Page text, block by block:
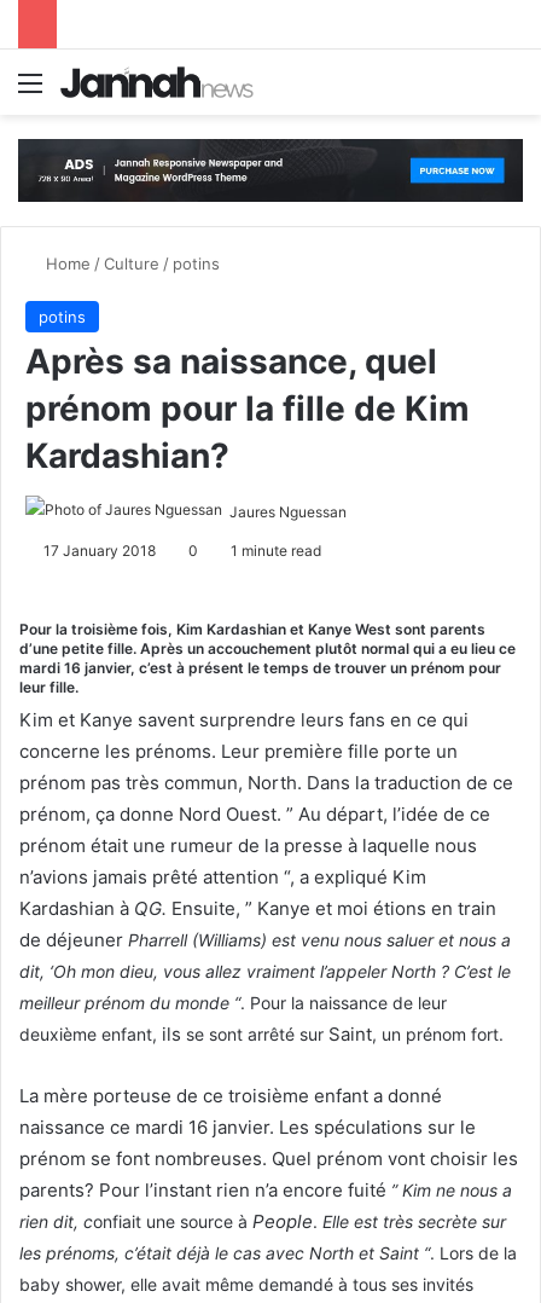
Menu
Home /Culture / potins
potins
Après sa naissance, quel
prénom pour la fille de Kim
Kardashian?
Jaures Nguessan
a
n
m
a
17 January 2018 0 1 minute read
Pour la troisième fois, Kim Kardashian et Kanye West sont parents
d’une petite fille. Après un accouchement plutôt normal qui a eu lieu ce
mardi 16 janvier, c’est à présent le temps de trouver un prénom pour
leur fille.
Kim et Kanye savent surprendre leurs fans en ce qui
concerne les prénoms. Leur première fille porte un
prénom pas très commun, North. Dans la traduction de ce
prénom, ça donne Nord Ouest. ” Au départ, l’idée de ce
prénom était une rumeur de la presse à laquelle nous
n’avions jamais prêté attention “, a expliqué Kim
Kardashian à QG. Ensuite, ” Kanye et moi étions en train
de déjeuner Pharrell (Williams) est venu nous saluer et nous a
dit, ‘Oh mon dieu, vous allez vraiment l’appeler North ? C’est le
meilleur prénom du monde “. Pour la naissance de leur
deuxième enfant, ils se sont arrêté sur Saint, un prénom fort.
La mère porteuse de ce troisième enfant a donné
naissance ce mardi 16 janvier. Les spéculations sur le
prénom se font nombreuses. Quel prénom vont choisir les
parents? Pour l’instant rien n’a encore fuité ” Kim ne nous a
rien dit, confiait une source à People. Elle est très secrète sur
les prénoms, c’était déjà le cas avec North et Saint “. Lors de la
baby shower, elle avait même demandé à tous ses invités